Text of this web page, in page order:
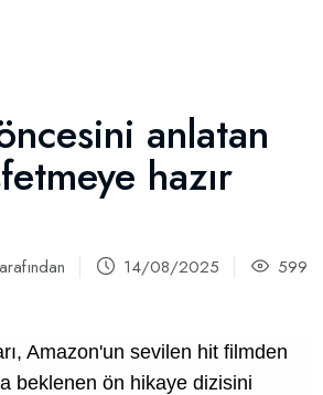
anlatan
hazır
14/08/2025 599
Amazon'un sevilen hit filmden
beklenen ön hikaye dizisini